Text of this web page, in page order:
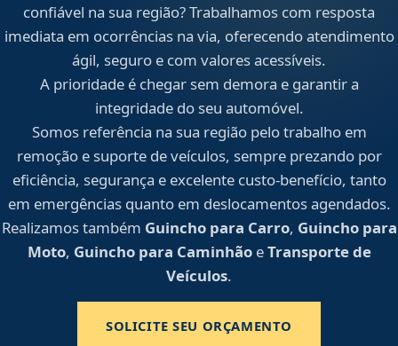
confiável na sua região? Trabalhamos com resposta
imediata em ocorrências na via, oferecendo atendimento
ágil, seguro e com valores acessíveis.
A prioridade é chegar sem demora e garantir a
integridade do seu automóvel.
Somos referência na sua região pelo trabalho em
remoção e suporte de veículos, sempre prezando por
eficiência, segurança e excelente custo-benefício, tanto
em emergências quanto em deslocamentos agendados.
Realizamos também Guincho para Carro, Guincho para
Moto, Guincho para CaminhãoeTransporte de
Veículos.
SOLICITE SEU ORÇAMENTO